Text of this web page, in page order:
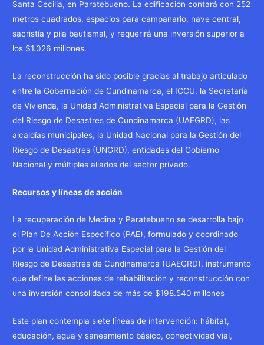
Santa Cecilia, en Paratebueno. La edificación contará con 252
metros cuadrados, espacios para campanario, nave central,
sacristía y pila bautismal, y requerirá una inversión superior a
los $1.026 millones.
La reconstrucción ha sido posible gracias al trabajo articulado
entre la Gobernación de Cundinamarca, el ICCU, la Secretaría
de Vivienda, la Unidad Administrativa Especial para la Gestión
del Riesgo de Desastres de Cundinamarca (UAEGRD), las
alcaldías municipales, la Unidad Nacional para la Gestión del
Riesgo de Desastres (UNGRD), entidades del Gobierno
Nacional y múltiples aliados del sector privado.
Recursos y líneas de acción
La recuperación de Medina y Paratebueno se desarrolla bajo
el Plan De Acción Específico (PAE), formulado y coordinado
por la Unidad Administrativa Especial para la Gestión del
Riesgo de Desastres de Cundinamarca (UAEGRD), instrumento
que define las acciones de rehabilitación y reconstrucción con
una inversión consolidada de más de $198.540 millones
Este plan contempla siete líneas de intervención: hábitat,
educación, agua y saneamiento básico, conectividad vial,